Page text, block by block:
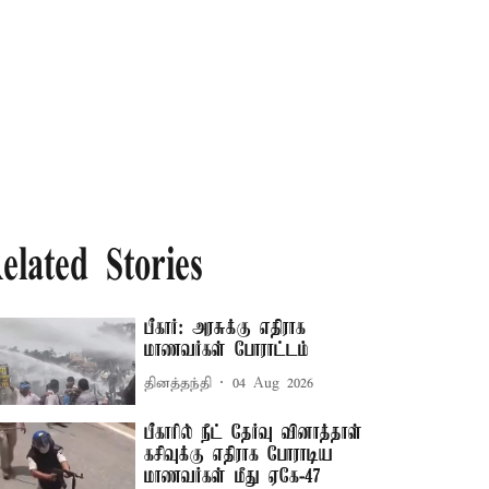
Stories
பீகார்: அரசுக்கு எதிராக
மாணவர்கள் போராட்டம்
தினத்தந்தி 04 Aug 2026
பீகாரில் நீட் தேர்வு வினாத்தாள்
கசிவுக்கு எதிராக போராடிய
மாணவர்கள் மீது ஏகே-47